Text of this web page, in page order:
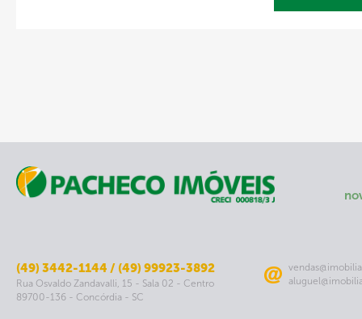
(49) 3442-1144 / (49) 99923-3892
Rua Osvaldo Zandavalli, 15 - Sala 02 - Centro
89700-136 - Concórdia - SC